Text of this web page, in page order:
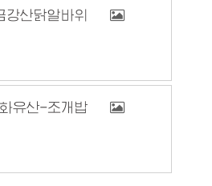
강산닭알바위
화유산-조개밥